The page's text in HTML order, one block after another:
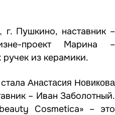
г. Пушкино, наставник –
проект Марина –
из керамики.
стала Анастасия Новикова
– Иван Заболотный.
Cosmetica» – это